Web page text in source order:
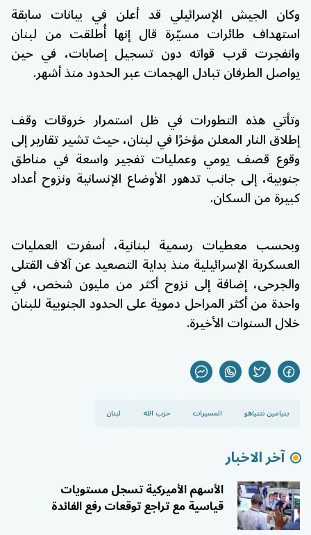
وكان الجيش الإسرائيلي قد أعلن في بيانات سابقة
استهداف طائرات مسيّرة قال إنها أُطلقت من لبنان
وانفجرت قرب قواته دون تسجيل إصابات، في حين
يواصل الطرفان تبادل الهجمات عبر الحدود منذ أشهر.
وتأتي هذه التطورات في ظل استمرار خروقات وقف
إطلاق النار المعلن مؤخرًا في لبنان، حيث تشير تقارير إلى
وقوع قصف يومي وعمليات تفجير واسعة في مناطق
جنوبية، إلى جانب تدهور الأوضاع الإنسانية ونزوح أعداد
كبيرة من السكان.
وبحسب معطيات رسمية لبنانية، أسفرت العمليات
العسكرية الإسرائيلية منذ بداية التصعيد عن آلاف القتلى
والجرحى، إضافة إلى نزوح أكثر من مليون شخص، في
واحدة من أكثر المراحل دموية على الحدود الجنوبية للبنان
خلال السنوات الأخيرة.
بنيامين نتنياهو المسيرات حزب الله لبنان
آخر الاخبار
الأسهم الأميركية تسجل مستويات
قياسية مع تراجع توقعات رفع الفائدة